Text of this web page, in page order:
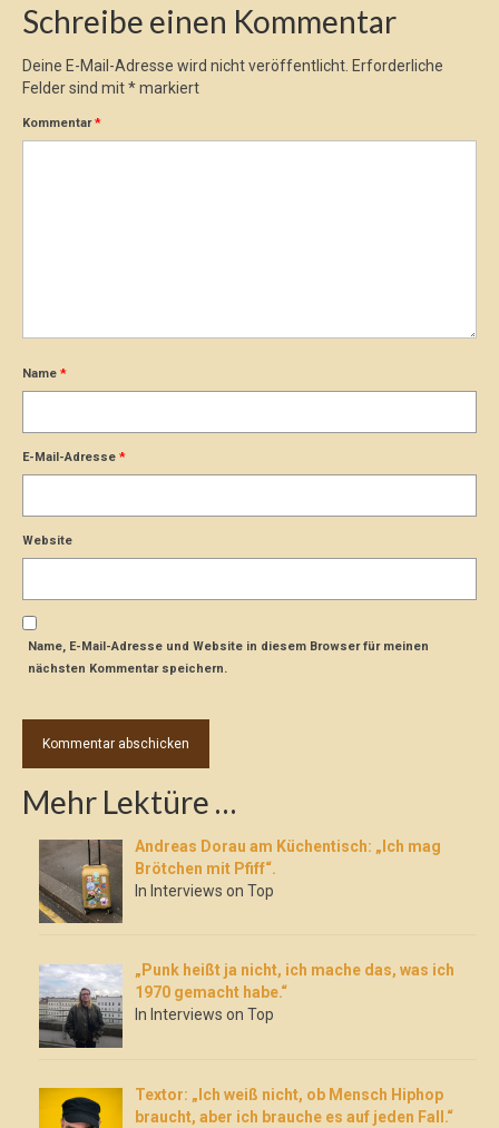
Schreibe einen Kommentar
Deine E-Mail-Adresse wird nicht veröffentlicht. Erforderliche
Felder sind mit*markiert
Kommentar*
Name *
E-Mail-Adresse *
Website
Name, E-Mail-Adresse und Website in diesem Browser für meinen
nächsten Kommentar speichern.
Mehr Lektüre …
Andreas Dorau am Küchentisch: „Ich mag
Brötchen mit Pfiff“.
In Interviews on Top
„Punk heißt ja nicht, ich mache das, was ich
1970 gemacht habe.“
In Interviews on Top
Textor: „Ich weiß nicht, ob Mensch Hiphop
braucht, aber ich brauche es auf jeden Fall.“